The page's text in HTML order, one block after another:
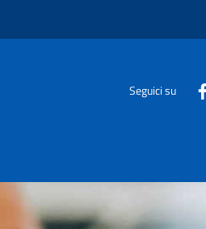
Seguici su